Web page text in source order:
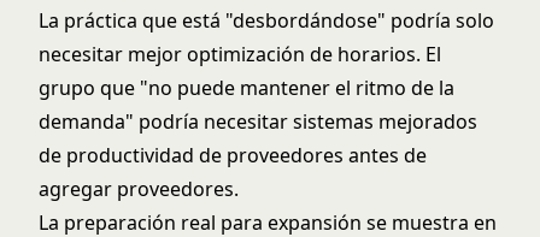
La práctica que está "desbordándose" podría solo
necesitar mejoroptimización de horarios. El
grupo que "no puede mantener el ritmo de la
demanda" podría necesitar sistemas mejorados
de productividad de proveedores antes de
agregar proveedores.
La preparación real para expansión se muestra en